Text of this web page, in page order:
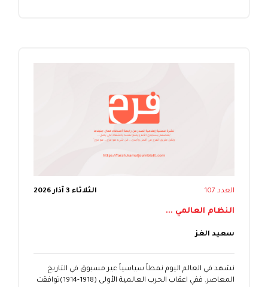
العدد 107 الثلاثاء 3 آذار 2026
النظام العالمي ...
سعيد الغز
نشهد في العالم اليوم نمطاً سياسياً عير مسبوق في التاريخ
المعاصر. ففي اعقاب الحرب العالمية الأولى (1918-1914)توافقت